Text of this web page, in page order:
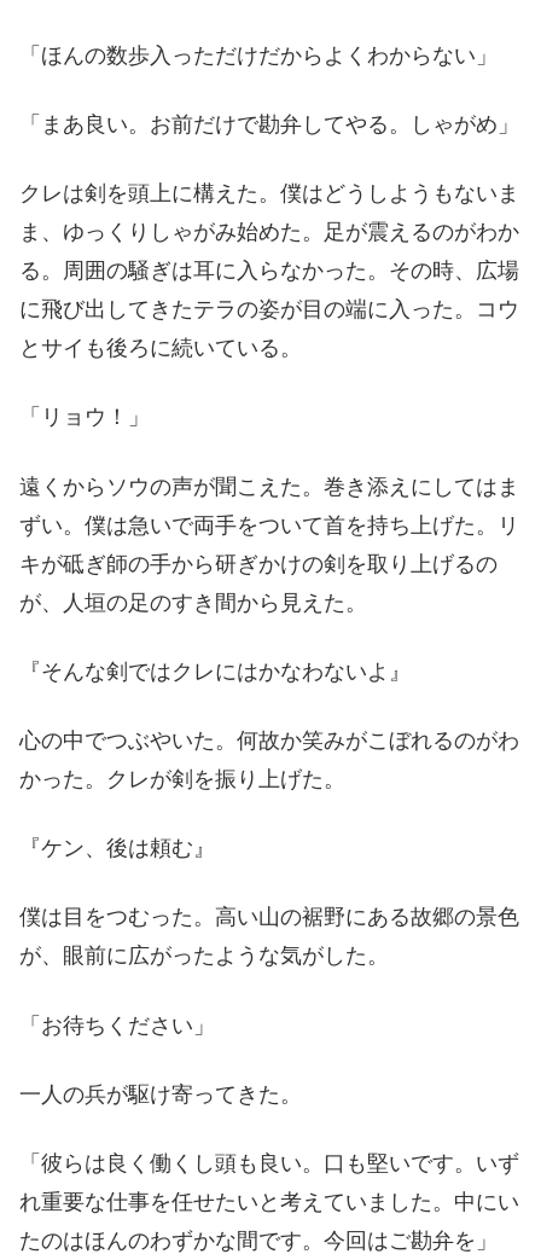
「ほんの数歩入っただけだからよくわからない」
「まあ良い。お前だけで勘弁してやる。しゃがめ」
クレは剣を頭上に構えた。僕はどうしようもないま
ま、ゆっくりしゃがみ始めた。足が震えるのがわか
る。周囲の騒ぎは耳に入らなかった。その時、広場
に飛び出してきたテラの姿が目の端に入った。コウ
とサイも後ろに続いている。
「リョウ！」
遠くからソウの声が聞こえた。巻き添えにしてはま
ずい。僕は急いで両手をついて首を持ち上げた。リ
キが砥ぎ師の手から研ぎかけの剣を取り上げるの
が、人垣の足のすき間から見えた。
『そんな剣ではクレにはかなわないよ』
心の中でつぶやいた。何故か笑みがこぼれるのがわ
かった。クレが剣を振り上げた。
『ケン、後は頼む』
僕は目をつむった。高い山の裾野にある故郷の景色
が、眼前に広がったような気がした。
「お待ちください」
一人の兵が駆け寄ってきた。
「彼らは良く働くし頭も良い。口も堅いです。いず
れ重要な仕事を任せたいと考えていました。中にい
たのはほんのわずかな間です。今回はご勘弁を」